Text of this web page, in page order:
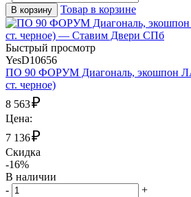
В корзину Товар в корзине
Быстрый просмотр
YesD10656
ПО 90 ФОРУМ Диагональ, экошпон
ст. черное)
8 563₽
Цена:
7 136₽
Скидка
-16%
В наличии
-
+